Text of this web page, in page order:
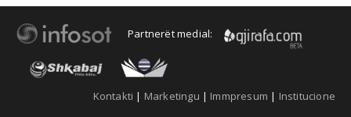
Partnerët medial:
Kontakti | Marketingu | Immpresum | Institucione